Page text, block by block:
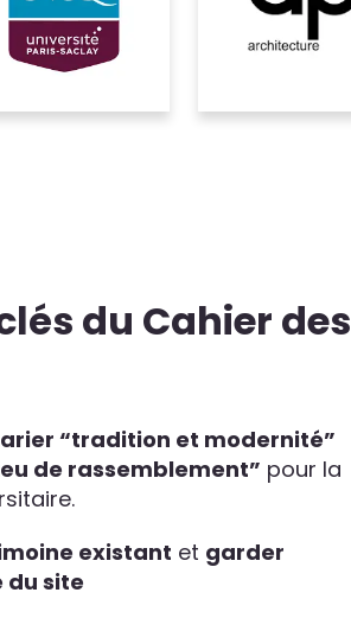
du Cahier des
“tradition et modernité”
de rassemblement” pour la
existant et garder
du site